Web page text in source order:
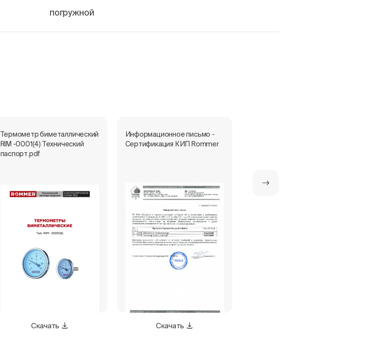
погружной
Термометр биметаллический
RIM -0001(4) Технический
паспорт.pdf
Скачать
Информационное письмо -
Сертификация КИП Rommer
Скачать